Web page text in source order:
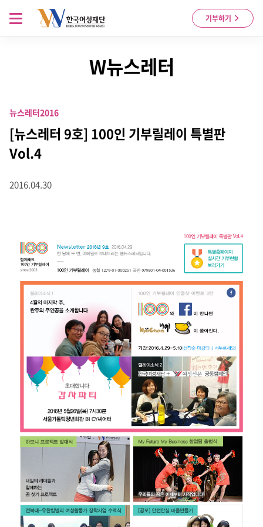
Skip to content
기부하기
메뉴 열기
W뉴스레터
뉴스레터2016
[뉴스레터 9호] 100인 기부릴레이 특별판
Vol.4
2016.04.30